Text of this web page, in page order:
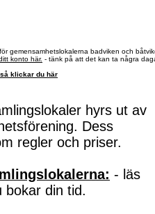
gemensamhetslokalerna badviken och
konto här. - tänk på att det kan ta några
klickar du här
hyrs ut av
Dess
regler och priser.
- läs
bokar din tid.